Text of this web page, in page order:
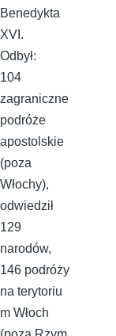
Benedykta
XVI.
Odbył:
104
zagraniczne
podróże
apostolskie
(poza
Włochy),
odwiedził
129
narodów,
146 podróży
na terytoriu
m Włoch